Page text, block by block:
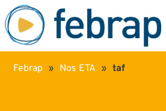
Febrap » Nos ETA » taf